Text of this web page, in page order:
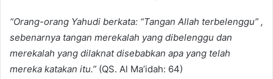
“Orang-orang Yahudi berkata: “Tangan Allah terbelenggu” ,
sebenarnya tangan merekalah yang dibelenggu dan
merekalah yang dilaknat disebabkan apa yang telah
mereka katakan itu.” (QS. Al Ma’idah: 64)